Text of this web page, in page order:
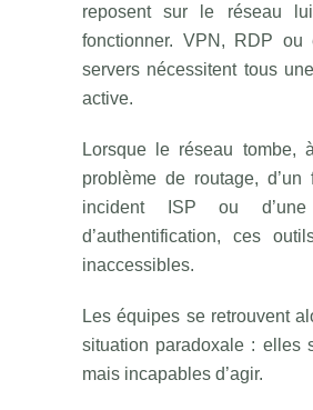
reposent sur le réseau
fonctionner. VPN, RDP ou
servers nécessitent tous
active.
Lorsque le réseau tombe,
problème de routage, d’un
incident ISP ou d’une
d’authentification, ces
inaccessibles.
Les équipes se retrouvent
situation paradoxale : elles
mais incapables d’agir.